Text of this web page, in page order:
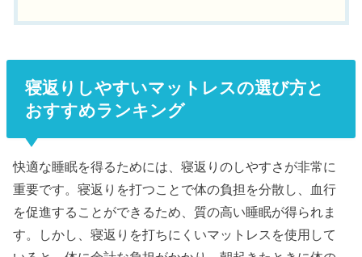
寝返りしやすいマットレスの選び方と
おすすめランキング
快適な睡眠を得るためには、寝返りのしやすさが非常に
重要です。寝返りを打つことで体の負担を分散し、血行
を促進することができるため、質の高い睡眠が得られま
す。しかし、寝返りを打ちにくいマットレスを使用して